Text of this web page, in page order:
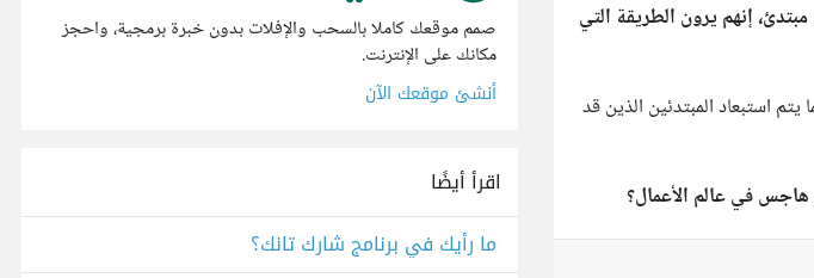
إنهم يرون الطريقة التي
يتم استبعاد المبتدئين الذين قد
هاجس في عالم الأعمال؟
صمم موقعك كاملا بالسحب والإفلات بدون خبرة برمجية، واحجز
مكانك على الإنترنت.
أنشئ موقعك الآن
اقرأ أيضًا
ما رأيك في برنامج شارك تانك؟